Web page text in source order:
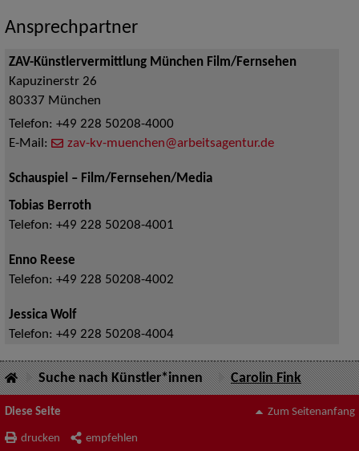
Ansprechpartner
ZAV-Künstlervermittlung München Film/Fernsehen
Kapuzinerstr 26
80337 München
Telefon: +49 228 50208-4000
E-Mail:
zav-kv-muenchen@arbeitsagentur.de
Schauspiel – Film/Fernsehen/Media
Tobias Berroth
Telefon: +49 228 50208-4001
Enno Reese
Telefon: +49 228 50208-4002
Jessica Wolf
Telefon: +49 228 50208-4004
Suche nach Künstler*innen Carolin Fink
Diese Seite
drucken empfehlen
Zum Seitenanfang